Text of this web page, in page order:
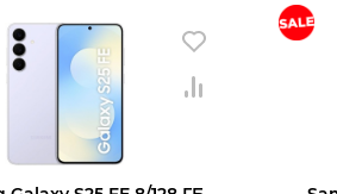
Согласен c политикой